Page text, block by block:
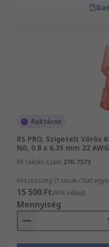
Raktáron
RS PRO, Szigetelt
Nő, 0.8 x 6.35 mm 22
RS raktári szám 270-7573
Részösszeg (1 tasak / 500
15 500 Ft(ÁFA nélkül)
Mennyiség